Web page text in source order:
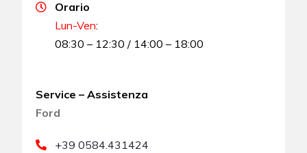
Orario
Lun-Ven:
08:30 – 12:30 / 14:00 – 18:00
Service – Assistenza
Ford
+39 0584.431424